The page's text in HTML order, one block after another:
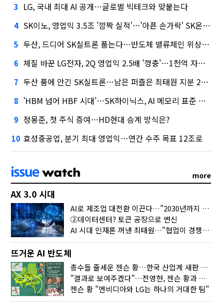
3 LG, 국내 최대 AI 공개…글로벌 빅테크와 맞붙는다
4 SK이노, 영업익 3.5조 '깜짝 실적'…'아픈 손가락' SK온의 반전
5 두산, 드디어 SK실트론 품는다…반도체 밸류체인 위상 강화
6 체질 바꾼 LG전자, 2Q 영업익 2.5배 '껑충'…1천억 자사주 태운다
7 두산 품에 안긴 SK실트론…남은 퍼즐은 최태원 지분 29.4%
8 'HBM 넘어 HBF 시대'…SK하이닉스, AI 메모리 표준 선점 나섰다
9 정몽준, 첫 주식 증여…HD현대 승계 방식은?
10 효성중공업, 분기 최대 영업익…연간 수주 목표 12조로
more
AX 3.0 시대
AI로 제조업 대전환 이끈다…"2030년까지 민관합동 20조 투자"
②데이터센터? 토큰 공장으로 변신
AI 시대 인재론 꺼낸 최태원…"협업이 경쟁력"
뜨거운 AI 반도체
총수들 줄세운 젠슨 황…한국 산업계 새판 짰다
"결과로 보여주겠다"…전영현, 젠슨 황과 HBM5 논의
젠슨 황 "엔비디아와 LG는 하나의 거대한 팀"